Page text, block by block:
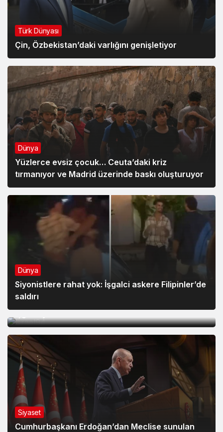
Türk Dünyası
Çin, Özbekistan’daki varlığını genişletiyor
Dünya
Yüzlerce evsiz çocuk… Ceuta’daki kriz
tırmanıyor ve Madrid üzerinde baskı oluşturuyor
Dünya
Siyonistlere rahat yok: İşgalci askere Filipinler’de
saldırı
Dünya
Lübnan’ın güneyinde iki işgalci geberdi, yedi
Siyaset
Cumhurbaşkanı Erdoğan’dan Meclise sunulan